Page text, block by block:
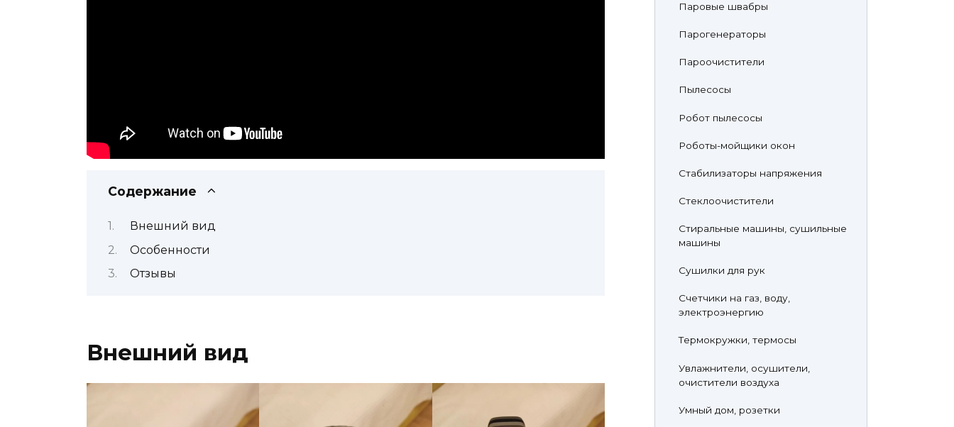
Содержание
Внешний вид
Особенности
Отзывы
Внешний вид
Паровые швабры
Парогенераторы
Пароочистители
Пылесосы
Робот пылесосы
Роботы-мойщики окон
Стабилизаторы напряжения
Стеклоочистители
Стиральные машины, сушильные
машины
Сушилки для рук
Счетчики на газ, воду,
электроэнергию
Термокружки, термосы
Увлажнители, осушители,
очистители воздуха
Умный дом, розетки